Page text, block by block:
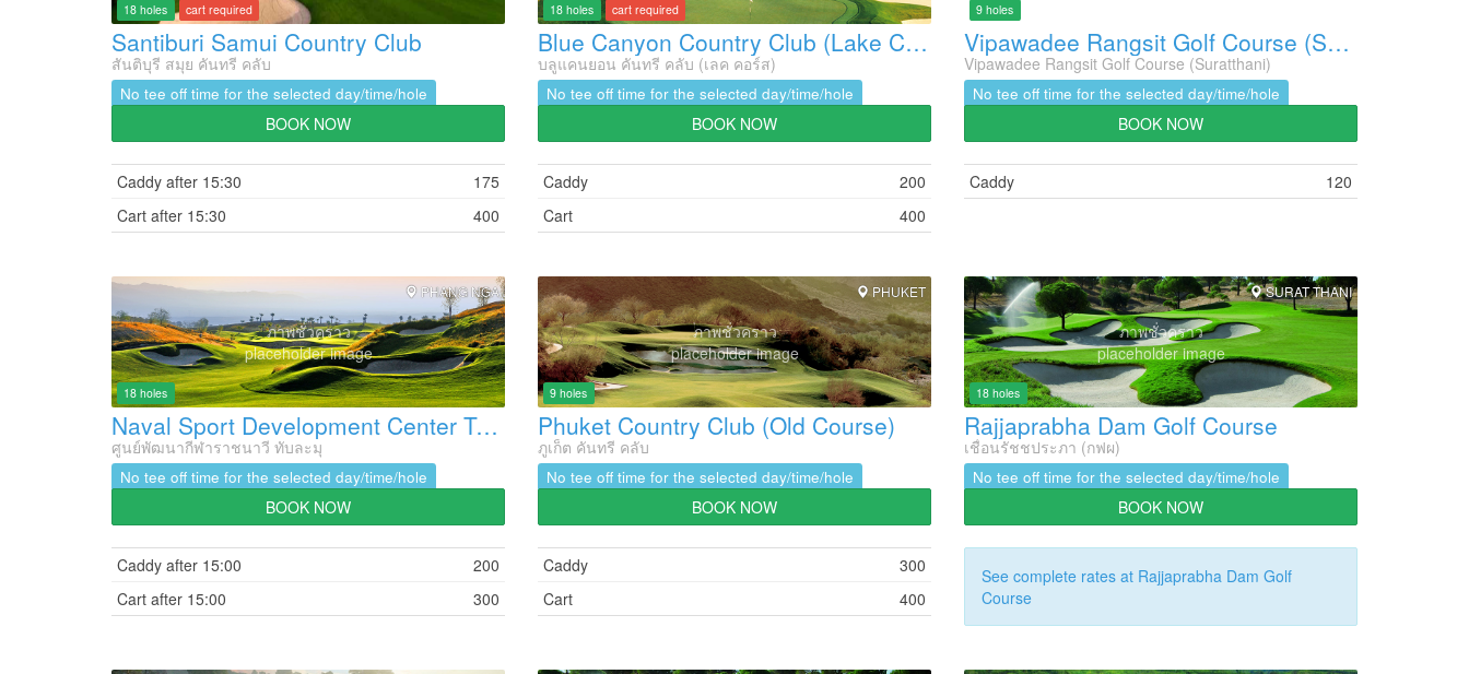
18 holes cart required
Santiburi Samui Country Club
สันติบุรี สมุย คันทรี คลับ
No tee off time for the selected day/time/hole
BOOK NOW
Caddy after 15:30
175
Cart after 15:30
400
18 holes cart required
Blue Canyon Country Club (Lake Course)
บลูแคนยอน คันทรี คลับ (เลค คอร์ส)
No tee off time for the selected day/time/hole
BOOK NOW
Caddy
200
Cart
400
9 holes
Vipawadee Rangsit Golf Course (Suratthani)
Vipawadee Rangsit Golf Course (Suratthani)
No tee off time for the selected day/time/hole
BOOK NOW
Caddy 120
ภาพชั่วคราว
placeholder image
PHANG NGA
18 holes
Naval Sport Development Center Tublamu Golf Course
ศูนย์พัฒนากีฬาราชนาวี ทับละมุ
No tee off time for the selected day/time/hole
BOOK NOW
Caddy after 15:00
200
Cart after 15:00
300
ภาพชั่วคราว
placeholder image
PHUKET
9 holes
Phuket Country Club (Old Course)
ภูเก็ต คันทรี คลับ
No tee off time for the selected day/time/hole
BOOK NOW
Caddy
300
Cart
400
ภาพชั่วคราว
placeholder image
SURAT THANI
18 holes
Rajjaprabha Dam Golf Course
เชื่อนรัชชประภา (กฟผ)
No tee off time for the selected day/time/hole
BOOK NOW
See complete rates at Rajjaprabha Dam Golf
Course